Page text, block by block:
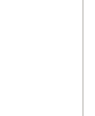
von 5 Sternen